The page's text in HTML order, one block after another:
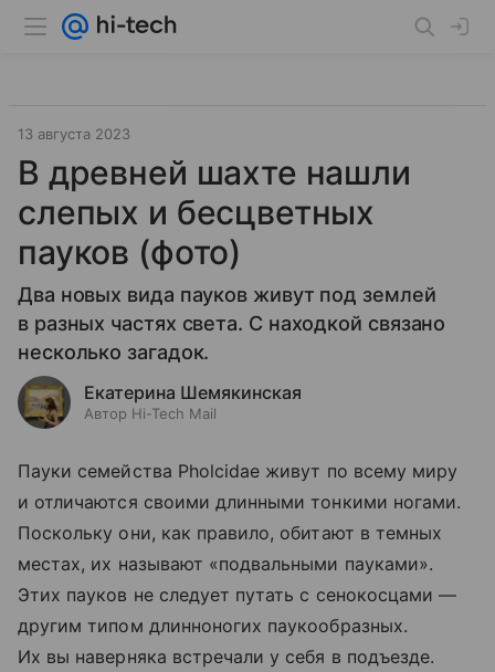
13 августа 2023
В древней шахте нашли
слепых и бесцветных
пауков (фото)
Два новых вида пауков живут под землей
в разных частях света. С находкой связано
несколько загадок.
Екатерина Шемякинская
Автор Hi-Tech Mail
Пауки семейства Pholcidae живут по всему миру
и отличаются своими длинными тонкими ногами.
Поскольку они, как правило, обитают в темных
местах, их называют «подвальными пауками».
Этих пауков не следует путать с сенокосцами —
другим типом длинноногих паукообразных.
Их вы наверняка встречали у себя в подъезде.